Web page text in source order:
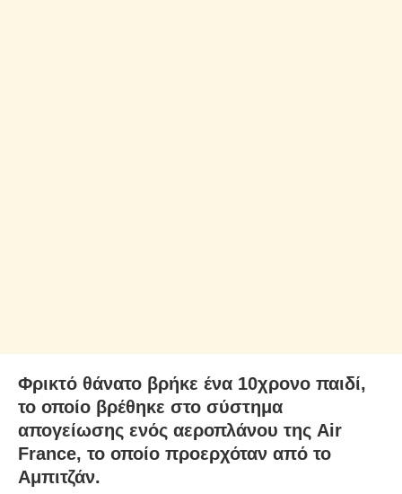
Φρικτό θάνατο βρήκε ένα 10χρονο παιδί,
το οποίο βρέθηκε στο σύστημα
απογείωσης ενός αεροπλάνου της Air
France, το οποίο προερχόταν από το
Αμπιτζάν.